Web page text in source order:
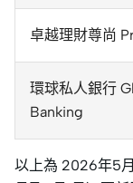
卓越理財尊尚
環球私人銀行
Banking
以上為 2026年5